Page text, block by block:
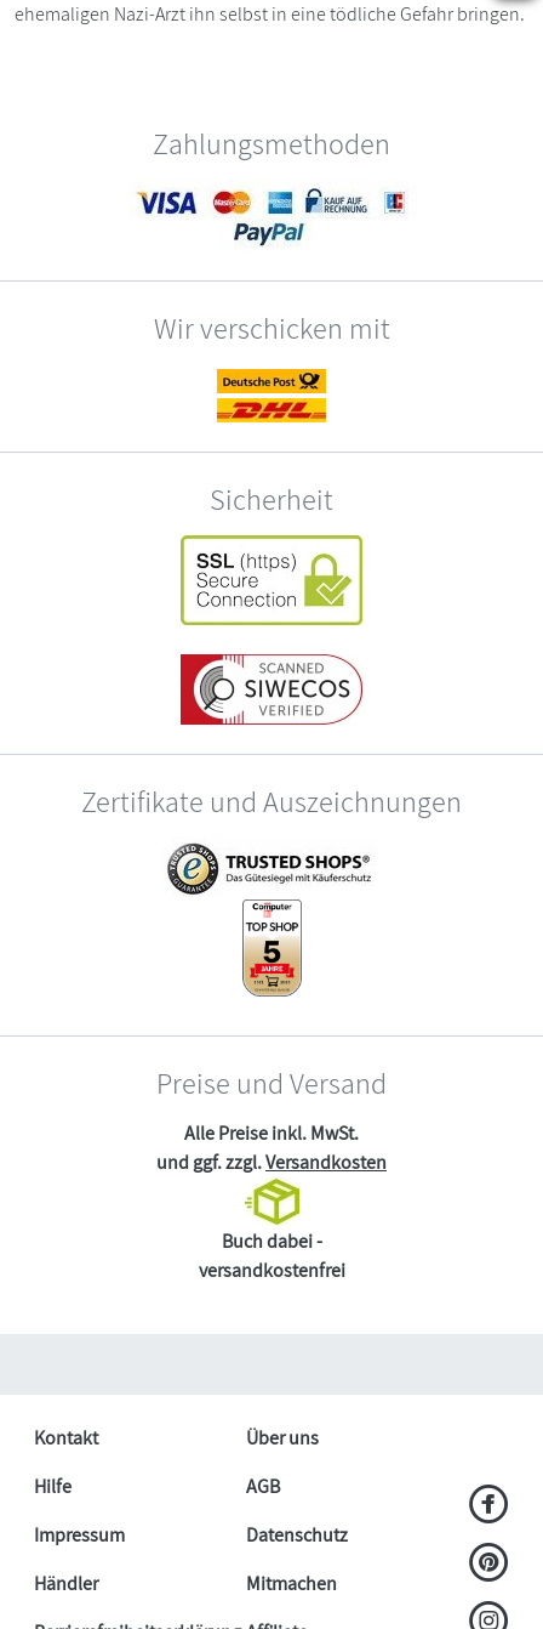
ehemaligen Nazi-Arzt ihn selbst in eine tödliche Gefahr bringen.
Zahlungsmethoden
Wir verschicken mit
Sicherheit
Zertifikate und Auszeichnungen
Preise und Versand
Alle Preise inkl. MwSt.
und ggf. zzgl.Versandkosten
Buch dabei -
versandkostenfrei
Kontakt
Über uns
Hilfe
AGB
Impressum
Datenschutz
Händler
Mitmachen